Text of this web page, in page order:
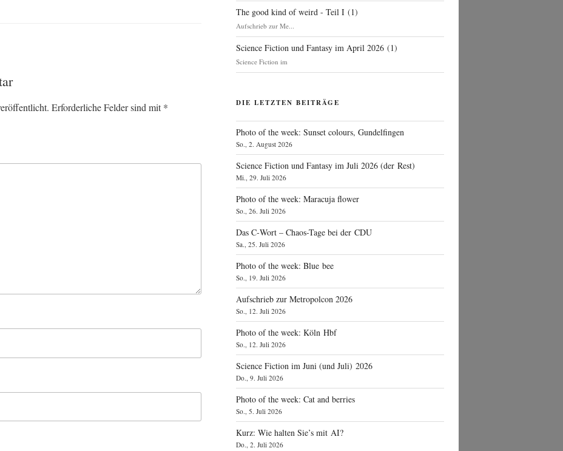
Erforderliche Felder sind mit*
The good kind of weird - Teil I (1)
Aufschrieb zur Me...
Science Fiction und Fantasy im April 2026 (1)
Science Fiction im
DIE LETZTEN BEITRÄGE
Photo of the week: Sunset colours, Gundelfingen
So., 2. August 2026
Science Fiction und Fantasy im Juli 2026 (der Rest)
Mi., 29. Juli 2026
Photo of the week: Maracuja flower
So., 26. Juli 2026
Das C‑Wort – Chaos-Tage bei der CDU
Sa., 25. Juli 2026
Photo of the week: Blue bee
So., 19. Juli 2026
Aufschrieb zur Metropolcon 2026
So., 12. Juli 2026
Photo of the week: Köln Hbf
So., 12. Juli 2026
Science Fiction im Juni (und Juli) 2026
Do., 9. Juli 2026
Photo of the week: Cat and berries
So., 5. Juli 2026
Kurz: Wie halten Sie’s mit AI?
Do., 2. Juli 2026